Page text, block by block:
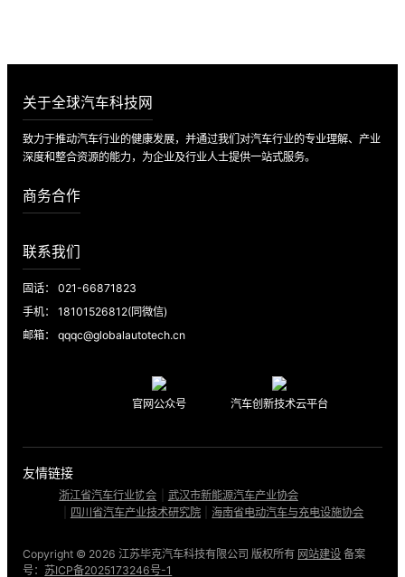
关于全球汽车科技网
致力于推动汽车行业的健康发展，并通过我们对汽车行业的专业理解、产业
深度和整合资源的能力，为企业及行业人士提供一站式服务。
商务合作
联系我们
固话： 021-66871823
手机： 18101526812(同微信)
邮箱： qqqc@globalautotech.cn
官网公众号 汽车创新技术云平台
友情链接
浙江省汽车行业协会
武汉市新能源汽车产业协会
四川省汽车产业技术研究院 海南省电动汽车与充电设施协会
Copyright © 2026 江苏毕克汽车科技有限公司 版权所有 网站建设 备案
号：苏ICP备2025173246号-1